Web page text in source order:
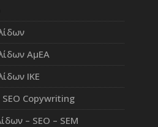
ΑμΕΑ
ΙΚΕ
Copywriting
– SEO – SEM